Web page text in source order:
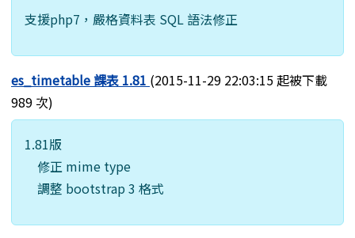
支援php7，嚴格資料表 SQL 語法修正
es_timetable 課表 1.81 (2015-11-29 22:03:15 起被下載
989 次)
1.81版
修正 mime type
調整 bootstrap 3 格式